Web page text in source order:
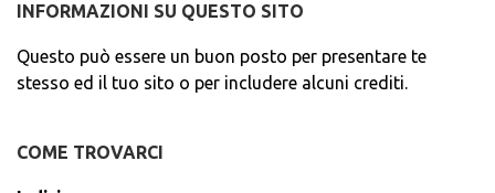
INFORMAZIONI SU QUESTO SITO
Questo può essere un buon posto per presentare te
stesso ed il tuo sito o per includere alcuni crediti.
COME TROVARCI